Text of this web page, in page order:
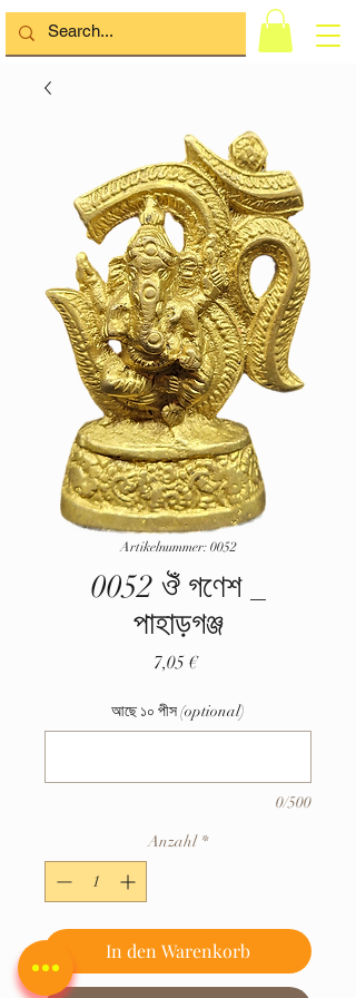
Artikelnummer: 0052
0052 ঔঁ গণেশ _
পাহাড়গঞ্জ
7,05 €Preis
আছে ১০ পীস (optional)
0/500
Anzahl *
In den Warenkorb